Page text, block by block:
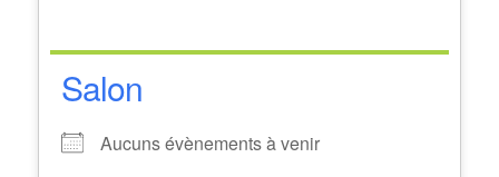
Salon
Aucuns évènements à venir